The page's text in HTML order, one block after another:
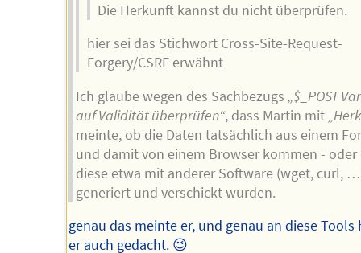
Die Herkunft kannst du nicht überprüfen.
hier sei das Stichwort Cross-Site-Request-
Forgery/CSRF erwähnt
Ich glaube wegen des Sachbezugs„$_POST
auf Validität überprüfen“, dass Martin mit
meinte, ob die Daten tatsächlich aus einem
und damit von einem Browser kommen - oder
diese etwa mit anderer Software (wget, curl,
generiert und verschickt wurden.
genau das meinte er, und genau an diese Tools
er auch gedacht. 😉